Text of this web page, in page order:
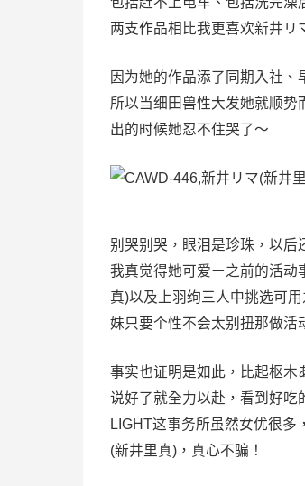
两支作品相比我更喜欢新井リ
因为她的作品添了同期入社
所以当细田兽性大发她就顺
出的时候她忍不住哭了〜
别哭别哭，眼泪是珍珠，以后
我真觉得她可爱ー之前的活动
真)以及上羽绚三人中挑选可
妹只要个性不会太别扭那做活
事实也证明是如此，比起枢木
说好了就全力以赴，看到好吃
LIGHT这事务所虽然女优很多
(新井里真)，真心不骗！